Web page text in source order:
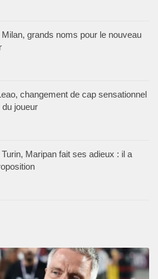
grands noms pour le nouveau
changement de cap sensationnel
du joueur
Maripan fait ses adieux : il a